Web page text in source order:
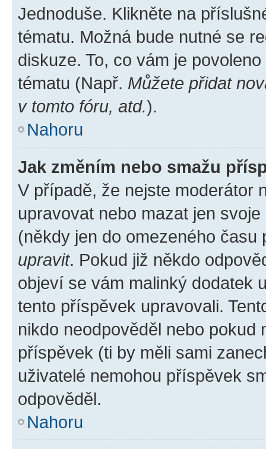
Jednoduše. Klikněte na
tématu. Možná bude nutné se
diskuze. To, co vám je
tématu (Např. Můžete přidat
v tomto fóru, atd.).
Nahoru
Jak změním nebo smažu
V případě, že nejste moderátor
upravovat nebo mazat jen
(někdy jen do omezeného
upravit. Pokud již někdo
objeví se vám malinký dodatek
tento příspěvek upravovali.
nikdo neodpověděl nebo pokud
příspěvek (ti by měli sami
uživatelé nemohou příspěvek
odpověděl.
Nahoru